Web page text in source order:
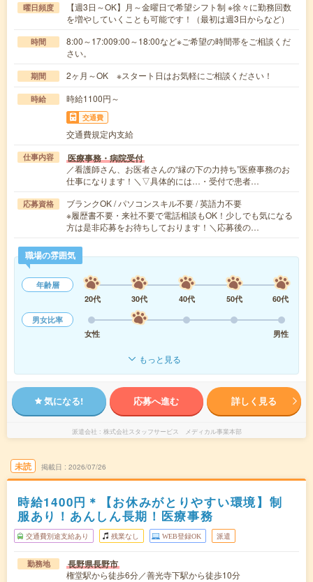
曜日頻度
【週3日～OK】月～金曜日で希望シフト制 ※徐々に勤務回数
を増やしていくことも可能です！（最初は週3日からなど）
時間
8:00～17:009:00～18:00など※ご希望の時間帯をご相談くだ
さい。
期間 2ヶ月～OK ※スタート日はお気軽にご相談ください！
時給 時給1100円～
交通費
交通費規定内支給
仕事内容 医療事務・病院受付
／看護師さん、お医者さんの“縁の下の力持ち”医療事務のお
仕事になります！＼▽具体的には…・受付で患者…
応募資格
ブランクOK / パソコンスキル不要 / 英語力不要
※履歴書不要・来社不要で電話相談もOK！少しでも気になる
方は是非応募をお待ちしております！＼応募後の…
職場の雰囲気
年齢層
20代
30代 40代 50代
60代
男女比率
女性
男性
もっと見る
気になる! 応募へ進む 詳しく見る
派遣会社 株式会社スタッフサービス メディカル事業本部
未読 掲載日 2026/07/26
時給1400円＊【お休みがとりやすい環境】制
服あり！あんしん長期！医療事務
交通費別途支給あり 残業なし WEB登録OK 派遣
勤務地 長野県長野市
権堂駅から徒歩6分／善光寺下駅から徒歩10分